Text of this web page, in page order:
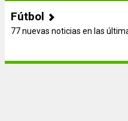
Fútbol
77 nuevas noticias en las